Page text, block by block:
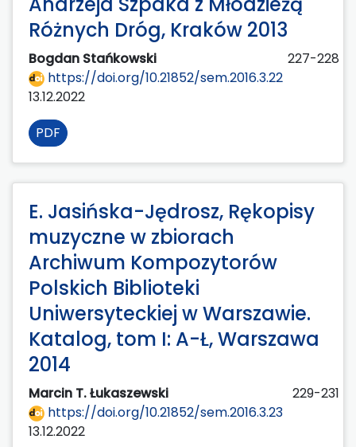
Różnych Dróg, Kraków 2013
Bogdan Stańkowski
227-228
https://doi.org/10.21852/sem.2016.3.22
13.12.2022
PDF
E. Jasińska-Jędrosz, Rękopisy
muzyczne w zbiorach
Archiwum Kompozytorów
Polskich Biblioteki
Uniwersyteckiej w Warszawie.
Katalog, tom I: A-Ł, Warszawa
2014
Marcin T. Łukaszewski
229-231
https://doi.org/10.21852/sem.2016.3.23
13.12.2022